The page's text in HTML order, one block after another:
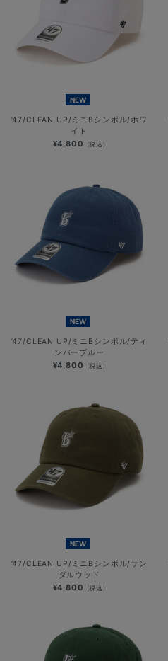
NEW
’47/CLEAN UP/ミニBシンボル/ホワ
イト
¥4,800 (税込)
NEW
’47/CLEAN UP/ミニBシンボル/ティ
ンバーブルー
¥4,800 (税込)
NEW
’47/CLEAN UP/ミニBシンボル/サン
ダルウッド
¥4,800 (税込)